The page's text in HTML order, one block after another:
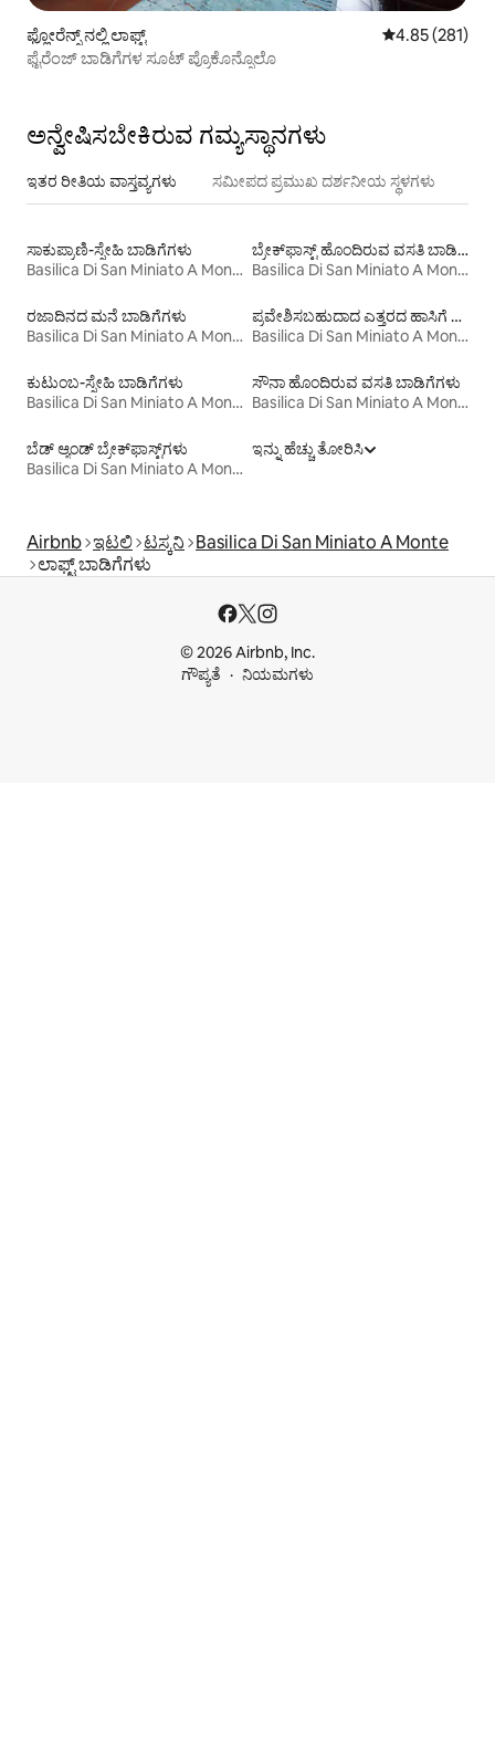
ಫ್ಲೋರೆನ್ಸ್ ನಲ್ಲಿ ಲಾಫ್ಟ್ 5 ರಲ್ಲಿ 4.85
4.85 (281)
ಫೈರೆಂಜ್ ಬಾಡಿಗೆಗಳ ಸೂಟ್ ಪ್ರೊಕೊನ್ಸೊಲೊ
ಅನ್ವೇಷಿಸಬೇಕಿರುವ ಗಮ್ಯಸ್ಥಾನಗಳು
ಇತರ ರೀತಿಯ ವಾಸ್ತವ್ಯಗಳು ಸಮೀಪದ ಪ್ರಮುಖ ದರ್ಶನೀಯ ಸ್ಥಳಗಳು
ಸಾಕುಪ್ರಾಣಿ-ಸ್ನೇಹಿ ಬಾಡಿಗೆಗಳು
Basilica Di San Miniato A Monte
ಬ್ರೇಕ್‍‍ಫಾಸ್ಟ್ ಹೊಂದಿರುವ ವಸತಿ ಬಾಡಿಗೆಗಳು
Basilica Di San Miniato A Monte
ರಜಾದಿನದ ಮನೆ ಬಾಡಿಗೆಗಳು
Basilica Di San Miniato A Monte
ಪ್ರವೇಶಿಸಬಹುದಾದ ಎತ್ತರದ ಹಾಸಿಗೆ ಹೊಂದಿರುವ ಬಾಡಿಗೆಗಳು
Basilica Di San Miniato A Monte
ಕುಟುಂಬ-ಸ್ನೇಹಿ ಬಾಡಿಗೆಗಳು
Basilica Di San Miniato A Monte
ಸೌನಾ ಹೊಂದಿರುವ ವಸತಿ ಬಾಡಿಗೆಗಳು
Basilica Di San Miniato A Monte
ಬೆಡ್ ಆ್ಯಂಡ್ ಬ್ರೇಕ್‌ಫಾಸ್ಟ್‌ಗಳು
Basilica Di San Miniato A Monte
ಇನ್ನು ಹೆಚ್ಚು ತೋರಿಸಿ
Airbnb ಇಟಲಿ ಟಸ್ಕನಿ Basilica Di San Miniato A Monte
ಲಾಫ್ಟ್‌ ಬಾಡಿಗೆಗಳು
© 2026 Airbnb, Inc.
ಗೌಪ್ಯತೆ
ನಿಯಮಗಳು